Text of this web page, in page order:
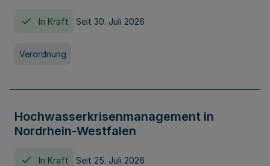
In Kraft Seit 30. Juli 2026
Verordnung
Hochwasserkrisenmanagement in
Nordrhein-Westfalen
In Kraft Seit 25. Juli 2026